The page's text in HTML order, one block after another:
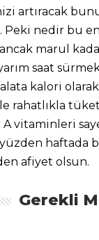
artıracak
nedir bu
marul
yarım saat
kalori
rahatlıkla
A vitaminleri
haftada
afiyet olsun.
Gerekli